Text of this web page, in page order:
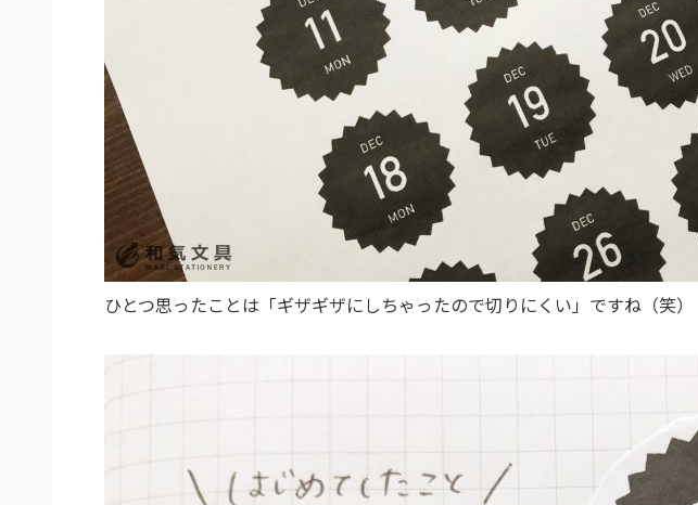
ひとつ思ったことは「ギザギザにしちゃったので切りにくい」ですね（笑）